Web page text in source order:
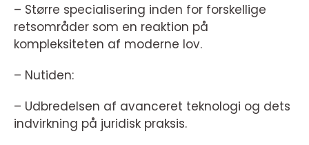
– Større specialisering inden for forskellige
retsområder som en reaktion på
kompleksiteten af moderne lov.
– Nutiden:
– Udbredelsen af avanceret teknologi og dets
indvirkning på juridisk praksis.